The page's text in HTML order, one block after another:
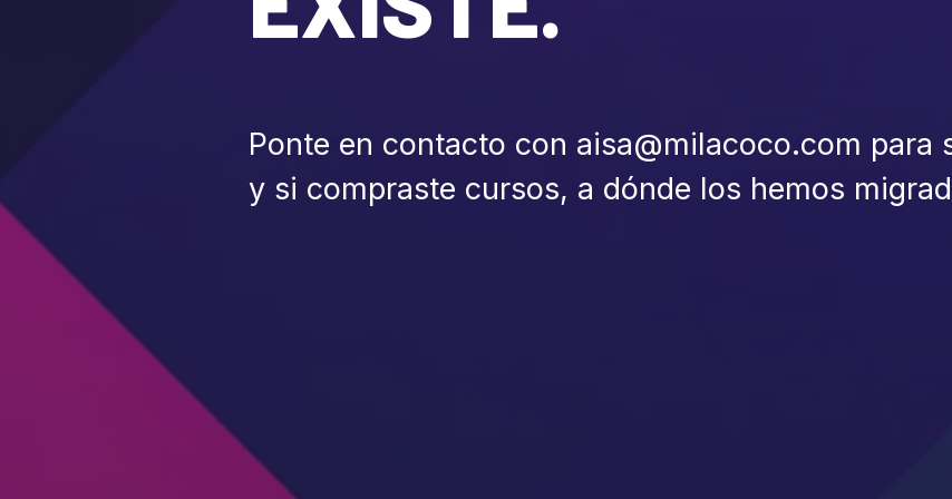
Ponte en contacto con aisa@milacoco.com para
y si compraste cursos, a dónde los hemos